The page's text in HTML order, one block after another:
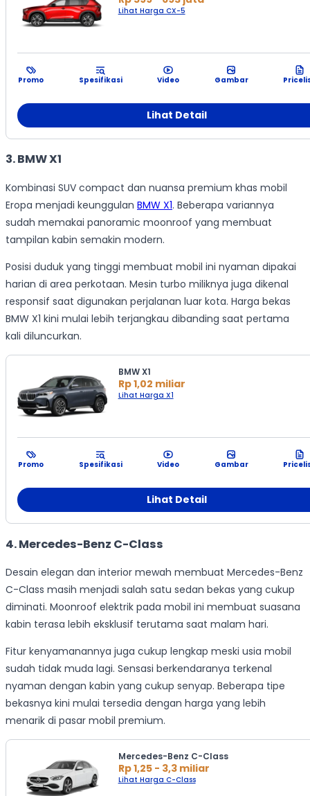
Lihat Harga CX-5
Promo Spesifikasi Video Gambar
Lihat Detail
3. BMW X1
Kombinasi SUV compact dan nuansa premium khas mobil
Eropa menjadi keunggulan BMW X1. Beberapa variannya
sudah memakai panoramic moonroof yang membuat
tampilan kabin semakin modern.
Posisi duduk yang tinggi membuat mobil ini nyaman dipakai
harian di area perkotaan. Mesin turbo miliknya juga dikenal
responsif saat digunakan perjalanan luar kota. Harga bekas
BMW X1 kini mulai lebih terjangkau dibanding saat pertama
kali diluncurkan.
BMW X1
Rp 1,02 miliar
Lihat Harga X1
Promo Spesifikasi Video Gambar
Lihat Detail
4. Mercedes-Benz C-Class
Desain elegan dan interior mewah membuat Mercedes-Benz
C-Class masih menjadi salah satu sedan bekas yang cukup
diminati. Moonroof elektrik pada mobil ini membuat suasana
kabin terasa lebih eksklusif terutama saat malam hari.
Fitur kenyamanannya juga cukup lengkap meski usia mobil
sudah tidak muda lagi. Sensasi berkendaranya terkenal
nyaman dengan kabin yang cukup senyap. Beberapa tipe
bekasnya kini mulai tersedia dengan harga yang lebih
menarik di pasar mobil premium.
Mercedes-Benz C-Class
Rp 1,25 - 3,3 miliar
Lihat Harga C-Class